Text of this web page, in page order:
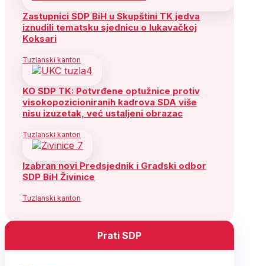
Zastupnici SDP BiH u Skupštini TK jedva
iznudili tematsku sjednicu o lukavačkoj
Koksari
Tuzlanski kanton
KO SDP TK: Potvrđene optužnice protiv
visokopozicioniranih kadrova SDA više
nisu izuzetak, već ustaljeni obrazac
Tuzlanski kanton
Izabran novi Predsjednik i Gradski odbor
SDP BiH Živinice
Tuzlanski kanton
Prati SDP